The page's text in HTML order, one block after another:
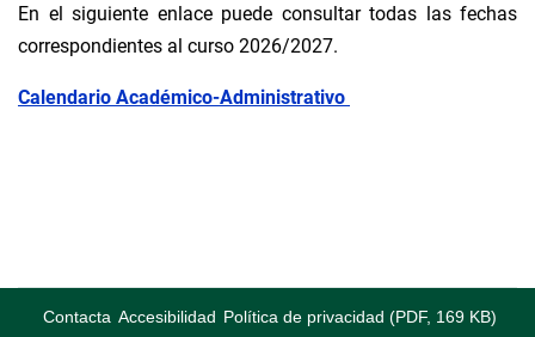
En el siguiente enlace puede consultar todas las fechas
correspondientes al curso 2026/2027.
Calendario Académico-Administrativo
Contacta Accesibilidad Política de privacidad (PDF, 169 KB)